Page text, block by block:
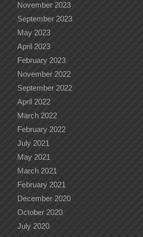
November 2023
September 2023
May 2023
April 2023
February 2023
November 2022
September 2022
April 2022
March 2022
February 2022
July 2021
May 2021
March 2021
February 2021
December 2020
October 2020
July 2020